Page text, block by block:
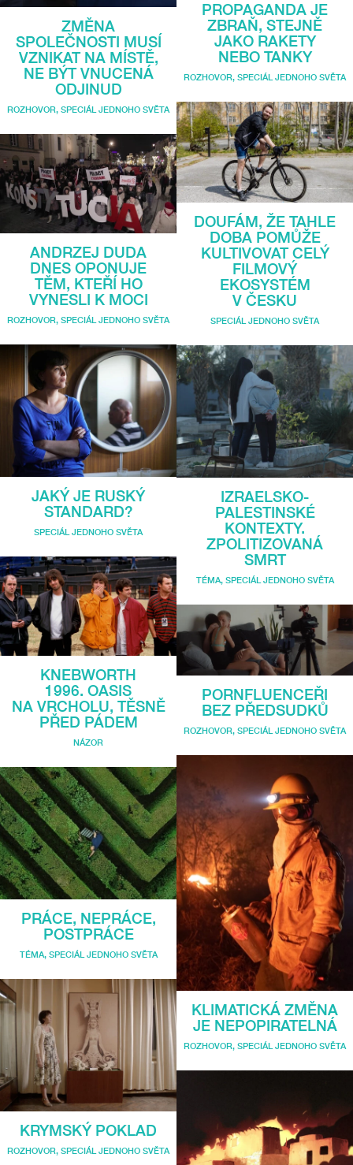
ZMĚNA
SPOLEČNOSTI MUSÍ
VZNIKAT NA MÍSTĚ,
NE BÝT VNUCENÁ
ODJINUD
ROZHOVOR, SPECIÁL JEDNOHO SVĚTA
ANDRZEJ DUDA
DNES OPONUJE
TĚM, KTEŘÍ HO
VYNESLI K MOCI
ROZHOVOR, SPECIÁL JEDNOHO SVĚTA
JAKÝ JE RUSKÝ
STANDARD?
SPECIÁL JEDNOHO SVĚTA
KNEBWORTH
1996. OASIS
NA VRCHOLU, TĚSNĚ
PŘED PÁDEM
NÁZOR
PRÁCE, NEPRÁCE,
POSTPRÁCE
TÉMA, SPECIÁL JEDNOHO SVĚTA
KRYMSKÝ POKLAD
ROZHOVOR, SPECIÁL JEDNOHO SVĚTA
PROPAGANDA JE
ZBRAŇ, STEJNĚ
JAKO RAKETY
NEBO TANKY
ROZHOVOR, SPECIÁL JEDNOHO SVĚTA
DOUFÁM, ŽE TAHLE
DOBA POMŮŽE
KULTIVOVAT CELÝ
FILMOVÝ
EKOSYSTÉM
V ČESKU
SPECIÁL JEDNOHO SVĚTA
IZRAELSKO-
PALESTINSKÉ
KONTEXTY.
ZPOLITIZOVANÁ
SMRT
TÉMA, SPECIÁL JEDNOHO SVĚTA
PORNFLUENCEŘI
BEZ PŘEDSUDKŮ
ROZHOVOR, SPECIÁL JEDNOHO SVĚTA
KLIMATICKÁ ZMĚNA
JE NEPOPIRATELNÁ
ROZHOVOR SPECIÁL JEDNOHO SVĚTA